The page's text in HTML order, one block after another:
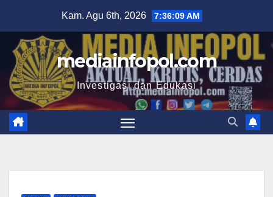
content
Kam. Agu 6th, 2026 7:36:10 AM
mediainfopol.com
Investigasi dan Edukasi